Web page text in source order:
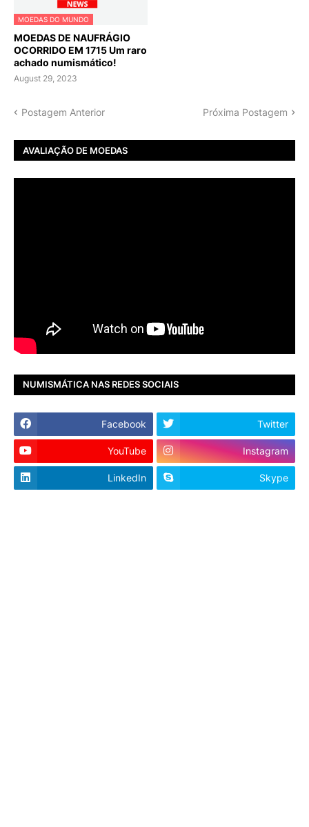
MOEDAS DO MUNDO
MOEDAS DE NAUFRÁGIO
OCORRIDO EM 1715 Um raro
achado numismático!
August 29, 2023
Postagem Anterior Próxima Postagem
AVALIAÇÃO DE MOEDAS
NUMISMÁTICA NAS REDES SOCIAIS
Facebook Twitter
YouTube Instagram
LinkedIn Skype